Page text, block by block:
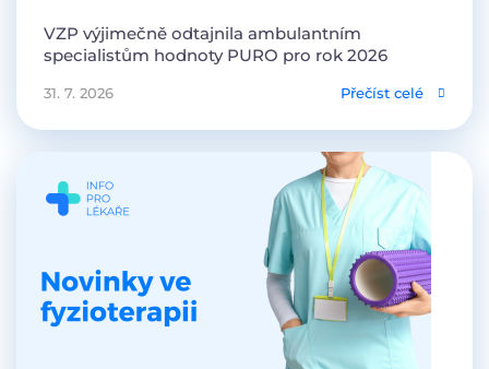
VZP výjimečně odtajnila ambulantním
specialistům hodnoty PURO pro rok 2026
31. 7. 2026 Přečíst celé